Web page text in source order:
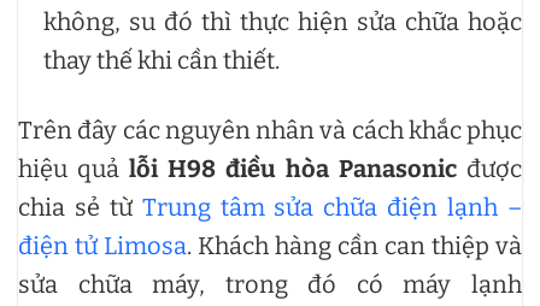
không, su đó thì thực hiện sửa chữa hoặc
thay thế khi cần thiết.
Trên đây các nguyên nhân và cách khắc phục
hiệu quả lỗi H98 điều hòa Panasonic được
chia sẻ từ Trung tâm sửa chữa điện lạnh –
điện tử Limosa. Khách hàng cần can thiệp và
sửa chữa máy, trong đó có máy lạnh